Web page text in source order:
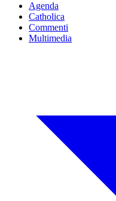
Agenda
Catholica
Commenti
Multimedia